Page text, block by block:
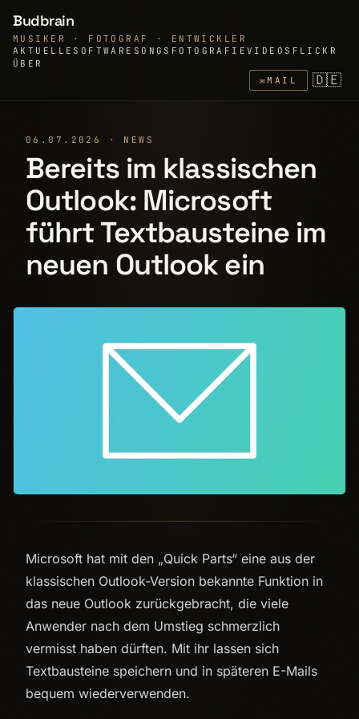
Budbrain
MUSIKER · FOTOGRAF · ENTWICKLER
AKTUELLE SOFTWARE SONGS FOTOGRAFIEVIDEOS FLICKR
ÜBER
✉MAIL 🇩🇪
06.07.2026 · NEWS
Bereits im klassischen
Outlook: Microsoft
führt Textbau­stei­ne im
neuen Outlook ein
Microsoft hat mit den „Quick Parts“ eine aus der
klassischen Outlook-Version bekannte Funktion in
das neue Outlook zurückgebracht, die viele
Anwender nach dem Umstieg schmerzlich
vermisst haben dürften. Mit ihr lassen sich
Textbausteine speichern und in späteren E-Mails
bequem wiederverwenden.